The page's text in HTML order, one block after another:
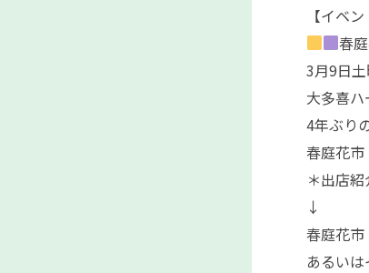
【イベン
春
3月9日
大多喜ハ
4年ぶり
春庭花市
＊出店
↓
春庭花
あるい